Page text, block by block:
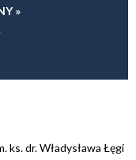
»
ks. dr. Władysława Łęgi